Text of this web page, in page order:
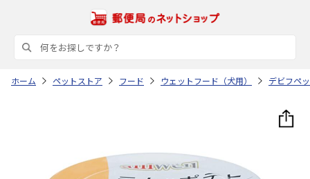
ホーム ペットストア フード ウェットフード（犬用） デビフペ